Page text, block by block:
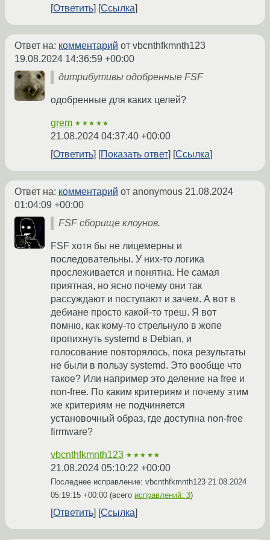
Ответить Ссылка
Ответ на: комментарий от vbcnthfkmnth123
19.08.2024 14:36:59 +00:00
дитрибутивы одобренные FSF
одобренные для каких целей?
grem ★★★★★
21.08.2024 04:37:40 +00:00
Ответить
Показать ответ Ссылка
Ответ на: комментарий от anonymous 21.08.2024
01:04:09 +00:00
FSF сборище клоунов.
FSF хотя бы не лицемерны и
последовательны. У них-то логика
прослеживается и понятна. Не самая
приятная, но ясно почему они так
рассуждают и поступают и зачем. А вот в
дебиане просто какой-то треш. Я вот
помню, как кому-то стрельнуло в жопе
пропихнуть systemd в Debian, и
голосование повторялось, пока результаты
не были в пользу systemd. Это вообще что
такое? Или например это деление на free и
non-free. По каким критериям и почему этим
же критериям не подчиняется
установочный образ, где доступна non-free
firmware?
vbcnthfkmnth123 ★★★★★
21.08.2024 05:10:22 +00:00
Последнее исправление: vbcnthfkmnth123 21.08.2024
05:19:15 +00:00 (всего исправлений: 3)
Ответить Ссылка